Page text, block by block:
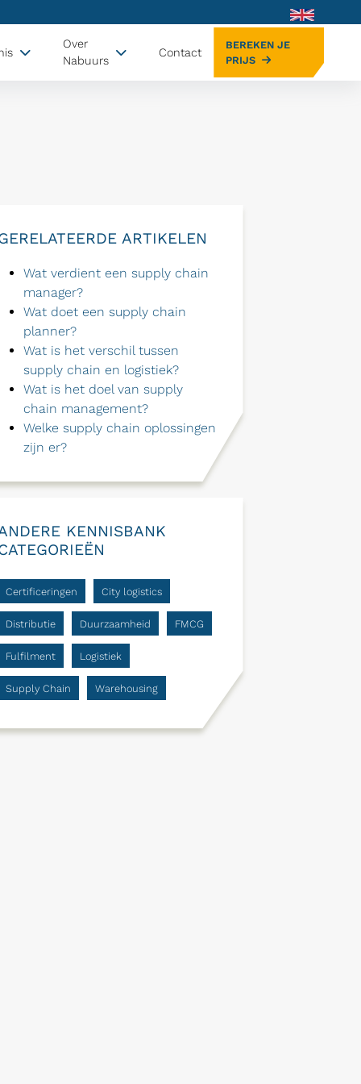
Over
Nabuurs
Contact
BEREKEN JE
PRIJS
ARTIKELEN
Wat verdient een supply chain
manager?
Wat doet een supply chain
planner?
Wat is het verschil tussen
supply chain en logistiek?
Wat is het doel van supply
chain management?
Welke supply chain oplossingen
zijn er?
KENNISBANK
Certificeringen City logistics
Distributie Duurzaamheid FMCG
Fulfilment Logistiek
Supply Chain Warehousing